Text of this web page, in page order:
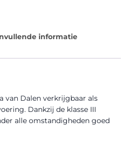
informatie
van Dalen verkrijgbaar als
Dankzij de klasse III
alle omstandigheden goed